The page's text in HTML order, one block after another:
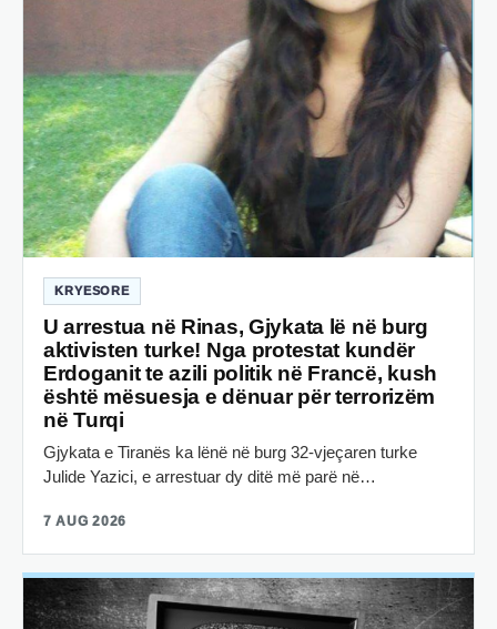
KRYESORE
U arrestua në Rinas, Gjykata lë në burg
aktivisten turke! Nga protestat kundër
Erdoganit te azili politik në Francë, kush
është mësuesja e dënuar për terrorizëm
në Turqi
Gjykata e Tiranës ka lënë në burg 32-vjeçaren turke
Julide Yazici, e arrestuar dy ditë më parë në…
7 AUG 2026